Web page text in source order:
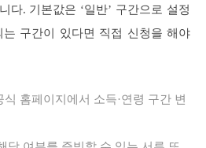
다. 기본값은 ‘일반’ 구간으로 설정
구간이 있다면 직접 신청을 해야
홈페이지에서 소득·연령 구간 변